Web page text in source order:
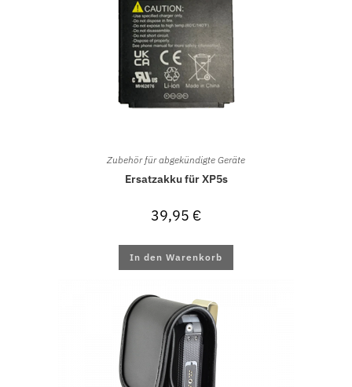
Zubehör für abgekündigte Geräte
Ersatzakku für XP5s
39,95 €
In den Warenkorb